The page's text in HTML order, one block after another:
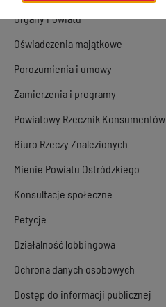
Organy Powiatu
Oświadczenia majątkowe
Porozumienia i umowy
Zamierzenia i programy
Powiatowy Rzecznik Konsumentów
Biuro Rzeczy Znalezionych
Mienie Powiatu Ostródzkiego
Konsultacje społeczne
Petycje
Działalność lobbingowa
Ochrona danych osobowych
Dostęp do informacji publicznej